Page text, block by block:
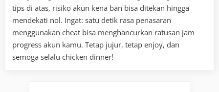
tips di atas, risiko akun kena ban bisa ditekan hingga
mendekati nol. Ingat: satu detik rasa penasaran
menggunakan cheat bisa menghancurkan ratusan jam
progress akun kamu. Tetap jujur, tetap enjoy, dan
semoga selalu chicken dinner!